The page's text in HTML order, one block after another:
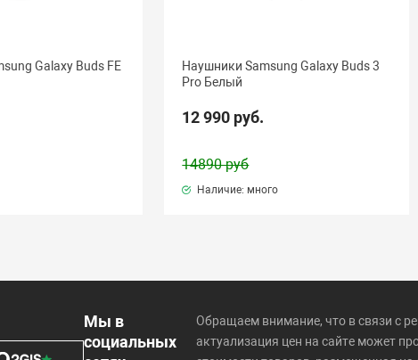
Galaxy Buds FE
Наушники Samsung Galaxy Buds 3
Pro Белый
12 990 руб.
14890 руб
Наличие: много
Мы в
социальных
Обращаем внимание, что в связи с
актуализация цен на сайте может